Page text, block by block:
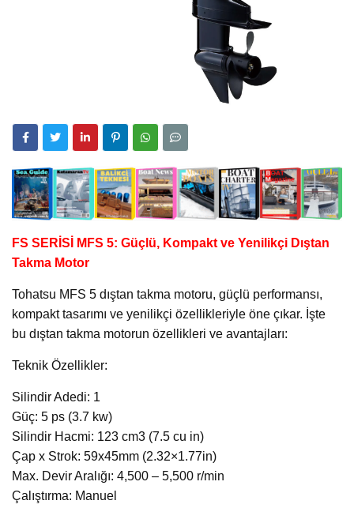
FS SERİSİ MFS 5: Güçlü, Kompakt ve Yenilikçi Dıştan
Takma Motor
Tohatsu MFS 5 dıştan takma motoru, güçlü performansı,
kompakt tasarımı ve yenilikçi özellikleriyle öne çıkar. İşte
bu dıştan takma motorun özellikleri ve avantajları:
Teknik Özellikler:
Silindir Adedi: 1
Güç: 5 ps (3.7 kw)
Silindir Hacmi: 123 cm3 (7.5 cu in)
Çap x Strok: 59x45mm (2.32×1.77in)
Max. Devir Aralığı: 4,500 – 5,500 r/min
Çalıştırma: Manuel